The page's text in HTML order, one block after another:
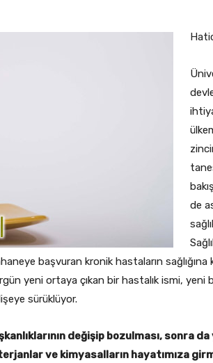
de
başvuran kronik hastaların sağlığına
yeni ortaya çıkan bir hastalık ismi, yeni
sürüklüyor.
değişip bozulması, sonra
ve kimyasalların hayatımıza